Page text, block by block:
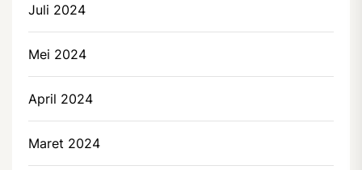
Juli 2024
Mei 2024
April 2024
Maret 2024